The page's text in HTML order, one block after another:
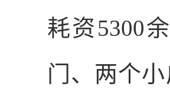
耗资5300
门、两个